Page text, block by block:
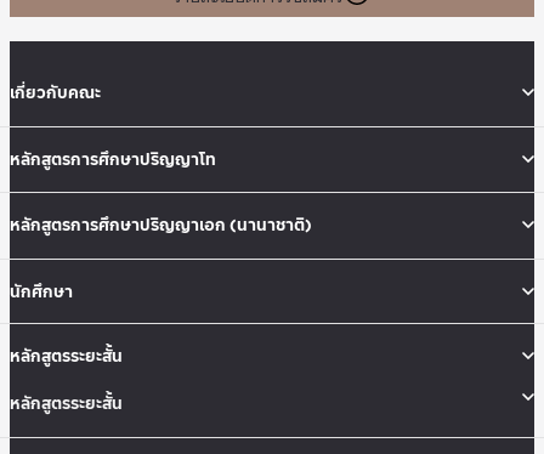
เกี่ยวกับคณะ
หลักสูตรการศึกษาปริญญาโท
หลักสูตรการศึกษาปริญญาเอก (นานาชาติ)
นักศึกษา
หลักสูตรระยะสั้น
หลักสูตรระยะสั้น